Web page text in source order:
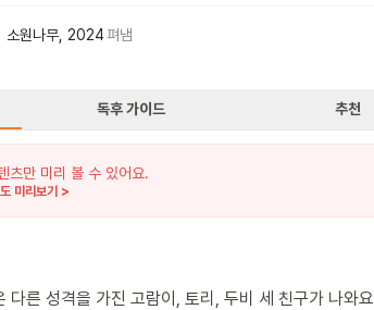
소원나무 2024펴냄
독후 가이드 추천
츠만 미리 볼 수 있어요.
미리보기 >
다른 성격을 가진 고람이, 토리, 두비 세 친구가 나와요